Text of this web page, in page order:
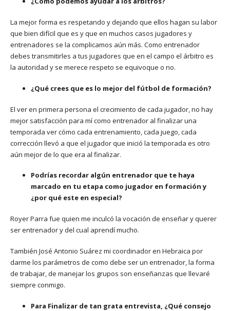
La mejor forma es respetando y dejando que ellos hagan su labor
que bien difícil que es y que en muchos casos jugadores y
entrenadores se la complicamos aún más. Como entrenador
debes transmitirles a tus jugadores que en el campo el árbitro es
la autoridad y se merece respeto se equivoque o no.
¿Qué crees que es lo mejor del fútbol de formación?
El ver en primera persona el crecimiento de cada jugador, no hay
mejor satisfacción para mí como entrenador al finalizar una
temporada ver cómo cada entrenamiento, cada juego, cada
corrección llevó a que el jugador que inició la temporada es otro
aún mejor de lo que era al finalizar.
Podrías recordar algún entrenador que te haya
marcado en tu etapa como jugador en formación y
¿por qué este en especial?
Royer Parra fue quien me inculcó la vocación de enseñar y querer
ser entrenador y del cual aprendí mucho.
También José Antonio Suárez mi coordinador en Hebraica por
darme los parámetros de como debe ser un entrenador, la forma
de trabajar, de manejar los grupos son enseñanzas que llevaré
siempre conmigo.
Para Finalizar de tan grata entrevista, ¿Qué consejo